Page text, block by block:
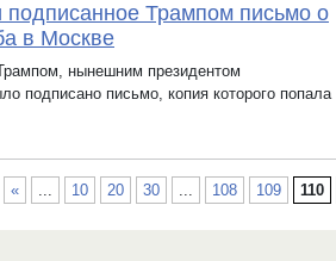
Трампом письмо о
в Москве
нынешним президентом
подписано письмо, копия которого попала
« ... 10 20 30 ... 108 109 110